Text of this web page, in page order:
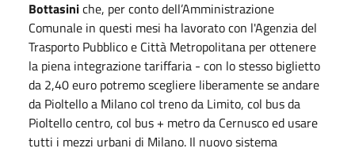
Bottasiniche, per conto dell’Amministrazione
Comunale in questi mesi ha lavorato con l'Agenzia del
Trasporto Pubblico e Città Metropolitana per ottenere
la piena integrazione tariffaria - con lo stesso biglietto
da 2,40 euro potremo scegliere liberamente se andare
da Pioltello a Milano col treno da Limito, col bus da
Pioltello centro, col bus + metro da Cernusco ed usare
tutti i mezzi urbani di Milano. Il nuovo sistema